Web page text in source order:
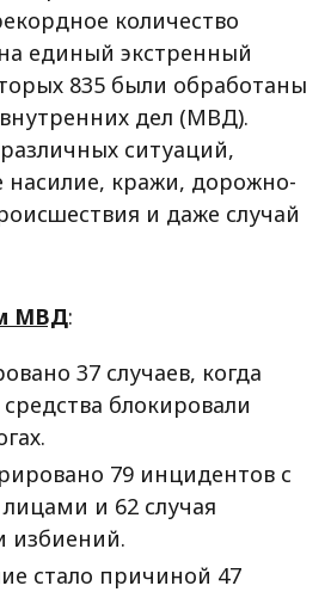
количество
единый экстренный
835 были обработаны
дел (МВД).
ситуаций,
насилие, кражи, дорожно-
и даже случай
МВД:
37 случаев, когда
блокировали
79 инцидентов с
и 62 случая
избиений.
стало причиной 47